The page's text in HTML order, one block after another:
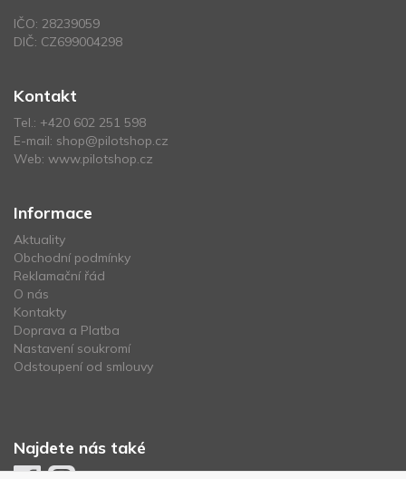
IČO: 28239059
DIČ: CZ699004298
Kontakt
Tel.: +420 602 251 598
E-mail: shop@pilotshop.cz
Web: www.pilotshop.cz
Informace
Aktuality
Obchodní podmínky
Reklamační řád
O nás
Kontakty
Doprava a Platba
Nastavení soukromí
Odstoupení od smlouvy
Najdete nás také